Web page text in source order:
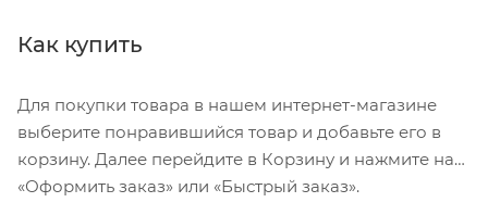
Как купить
Для покупки товара в нашем интернет-магазине
выберите понравившийся товар и добавьте его в
корзину. Далее перейдите в Корзину и нажмите на
«Оформить заказ» или «Быстрый заказ».